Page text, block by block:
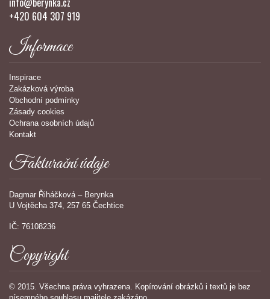
+420 604 307 919
Informace
Inspirace
Zakázková výroba
Obchodní podmínky
Zásady cookies
Ochrana osobních údajů
Kontakt
Fakturační údaje
Dagmar Řiháčková – Berynka
U Vojtěcha 374, 257 65 Čechtice
IČ: 76108236
Copyright
© 2015. Všechna práva vyhrazena. Kopírování obrázků i textů je bez